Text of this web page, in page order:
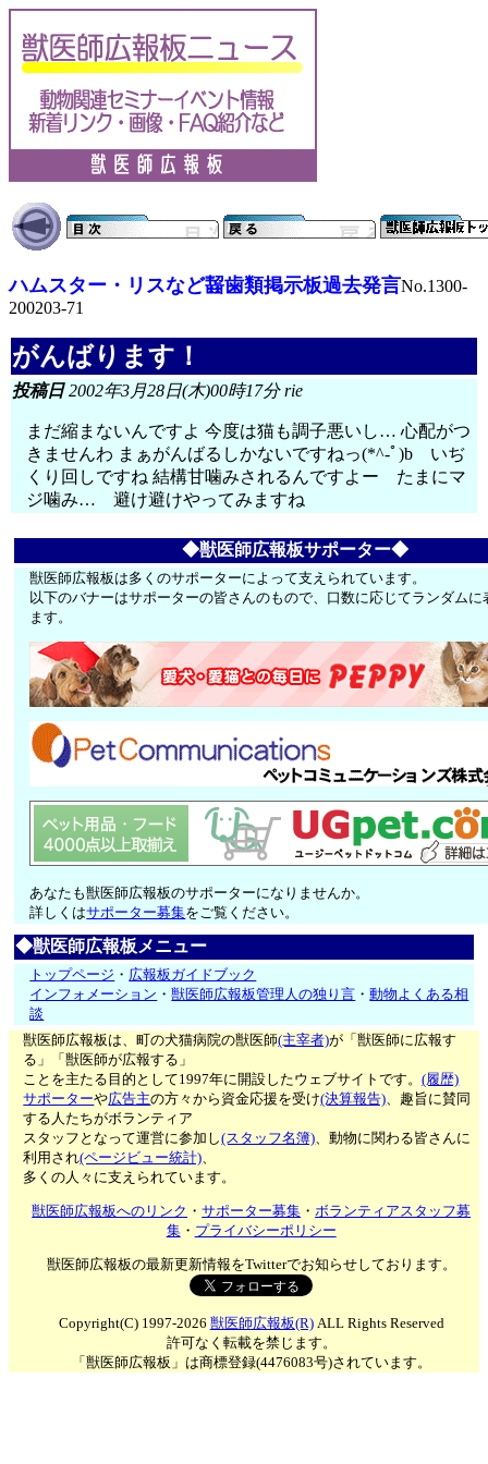
ハムスター・リスなど齧歯類掲示板過去発言No.1300-
200203-71
がんばります！
投稿日2002年3月28日(木)00時17分 rie
まだ縮まないんですよ 今度は猫も調子悪いし… 心配がつ
きませんわ まぁがんばるしかないですねっ(*^-ﾟ)b いぢ
くり回しですね 結構甘噛みされるんですよー たまにマ
ジ噛み… 避け避けやってみますね
◆獣医師広報板サポーター◆
獣医師広報板は多くのサポーターによって支えられています。
以下のバナーはサポーターの皆さんのもので、口数に応じてランダムに
ます。
あなたも獣医師広報板のサポーターになりませんか。
詳しくはサポーター募集をご覧ください。
◆獣医師広報板メニュー
トップページ ・ 広報板ガイドブック
インフォメーション ・獣医師広報板管理人の独り言 ・動物よくある相
談
獣医師広報板は、町の犬猫病院の獣医師(主宰者)が「獣医師に広報す
る」「獣医師が広報する」
ことを主たる目的として1997年に開設したウェブサイトです。(履歴)
サポーターや広告主の方々から資金応援を受け(決算報告)、趣旨に賛同
する人たちがボランティア
スタッフとなって運営に参加し(スタッフ名簿)、動物に関わる皆さんに
利用され(ページビュー統計)、
多くの人々に支えられています。
獣医師広報板へのリンク ・サポーター募集 ・ボランティアスタッフ募
集・ プライバシーポリシー
獣医師広報板の最新更新情報をTwitterでお知らせしております。
Copyright(C) 1997-2026 獣医師広報板(R)ALL Rights Reserved
許可なく転載を禁じます。
「獣医師広報板」は商標登録(4476083号)されています。